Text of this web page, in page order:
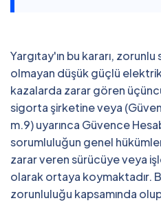
Yargıtay'ın bu kararı,
olmayan düşük güçlü
kazalarda zarar gören
sigorta şirketine veya
m.9) uyarınca Güvence
sorumluluğun genel
zarar veren sürücüye veya
olarak ortaya koymaktadır.
zorunluluğu kapsamında